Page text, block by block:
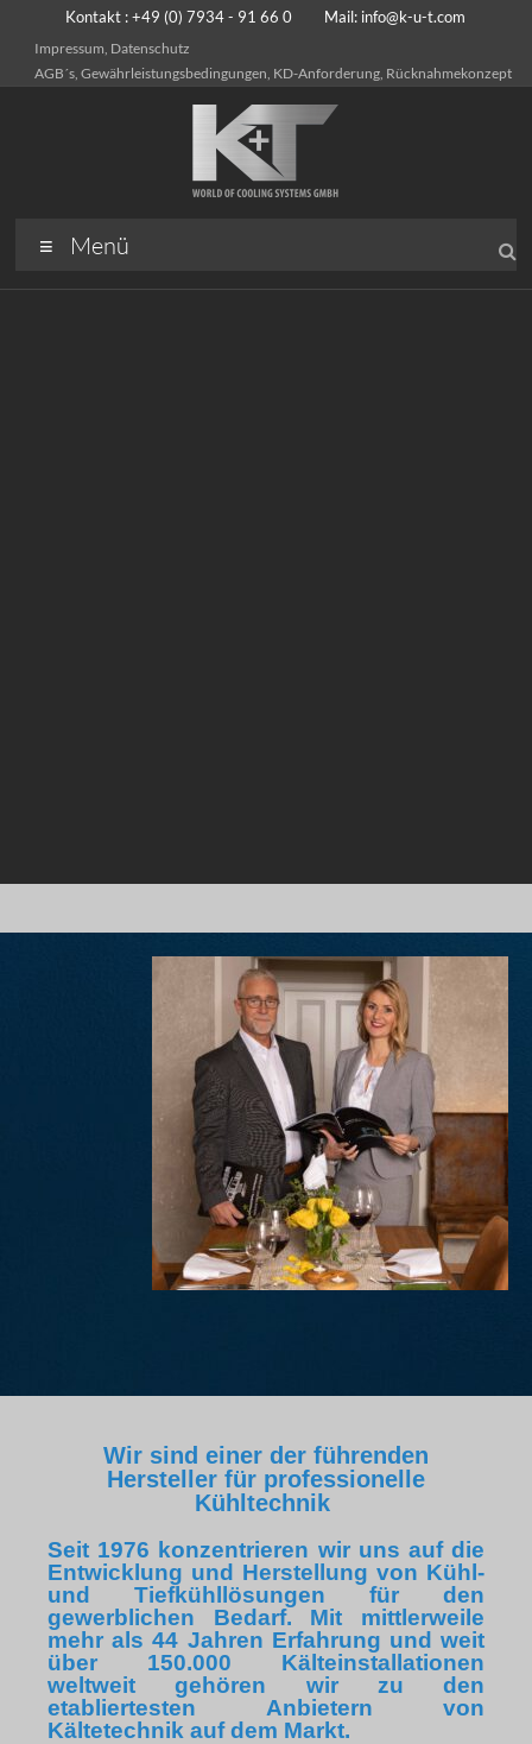
Kontakt : +49 (0) 7934 - 91 66 0 Mail: info@k-u-t.com
Impressum, Datenschutz
AGB´s, Gewährleistungsbedingungen, KD-Anforderung, Rücknahmekonzept
Menü
Wir sind einer der führenden
Hersteller für professionelle
Kühltechnik
Seit 1976 konzentrieren wir uns auf die
Entwicklung und Herstellung von Kühl-
und Tiefkühllösungen für den
gewerblichen Bedarf. Mit mittlerweile
mehr als 44 Jahren Erfahrung und weit
über 150.000 Kälteinstallationen
weltweit gehören wir zu den
etabliertesten Anbietern von
Kältetechnik auf dem Markt.